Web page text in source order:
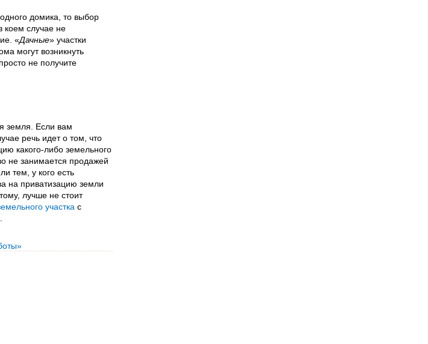
домика, то выбор
коем случае не
«Дачные» участки
могут возникнуть
не получите
земля. Если вам
речь идет о том, что
какого-либо земельного
не занимается продажей
тем, у кого есть
на приватизацию земли
лучше не стоит
участка с